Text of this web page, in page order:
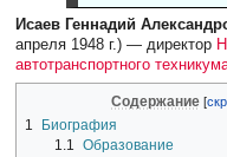
Исаев Геннадий
апреля 1948 г.) — директор
автотранспортного
Содержание
1
Биография
1.1 Образование